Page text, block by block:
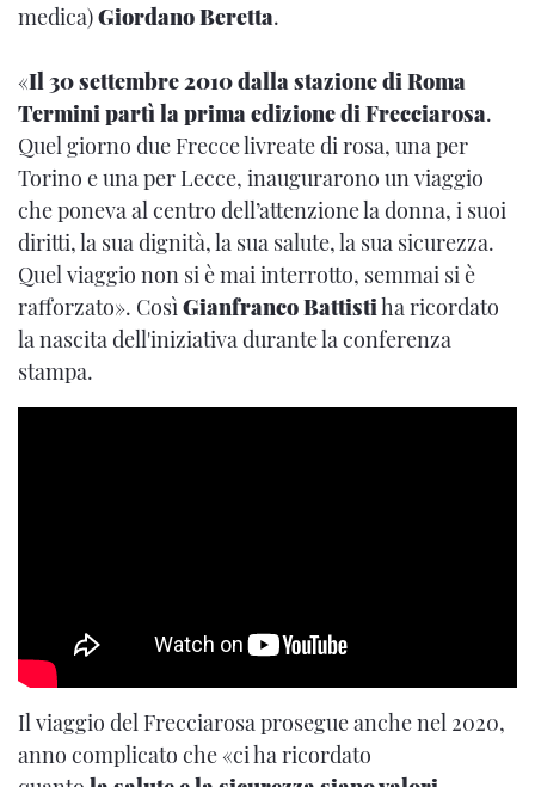
medica)Giordano Beretta.
«Il 30 settembre 2010 dalla stazione di Roma
Termini partì la prima edizione di Frecciarosa.
Quel giorno due Frecce livreate di rosa, una per
Torino e una per Lecce, inaugurarono un viaggio
che poneva al centro dell’attenzione la donna, i suoi
diritti, la sua dignità, la sua salute, la sua sicurezza.
Quel viaggio non si è mai interrotto, semmai si è
rafforzato». CosìGianfranco Battistiha ricordato
la nascita dell'iniziativa durante la conferenza
stampa.
Il viaggio del Frecciarosa prosegue anche nel 2020,
anno complicato che «ci ha ricordato